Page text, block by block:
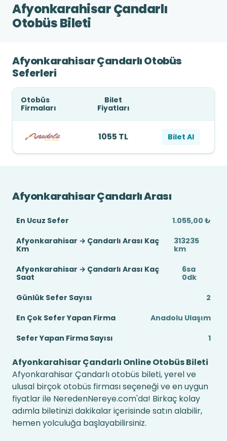
Afyonkarahisar Çandarlı
Otobüs Bileti
Afyonkarahisar Çandarlı Otobüs
Seferleri
Otobüs
Firmaları
Bilet
Fiyatları
1055 TL Bilet Al
Afyonkarahisar Çandarlı Arası
En Ucuz Sefer
1.055,00 ₺
Afyonkarahisar → Çandarlı Arası Kaç
Km
313235
km
Afyonkarahisar → Çandarlı Arası Kaç
Saat
6sa
0dk
Günlük Sefer Sayısı
2
En Çok Sefer Yapan Firma
Anadolu Ulaşım
Sefer Yapan Firma Sayısı
1
Afyonkarahisar Çandarlı Online Otobüs Bileti
Afyonkarahisar Çandarlı otobüs bileti, yerel ve
ulusal birçok otobüs firması seçeneği ve en uygun
fiyatlar ile NeredenNereye.com'da! Birkaç kolay
adımla biletinizi dakikalar içerisinde satın alabilir,
hemen yolculuğa başlayabilirsiniz.